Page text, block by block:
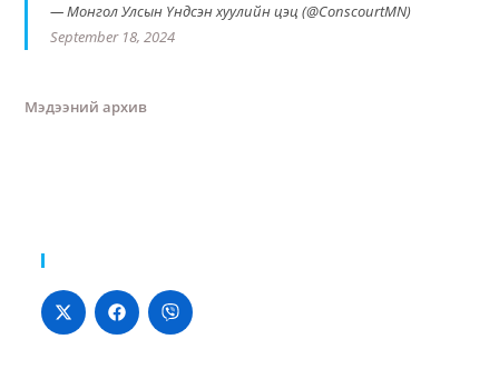
— Монгол Улсын Үндсэн хуулийн цэц (@ConscourtMN)
September 18, 2024
Мэдээний архив